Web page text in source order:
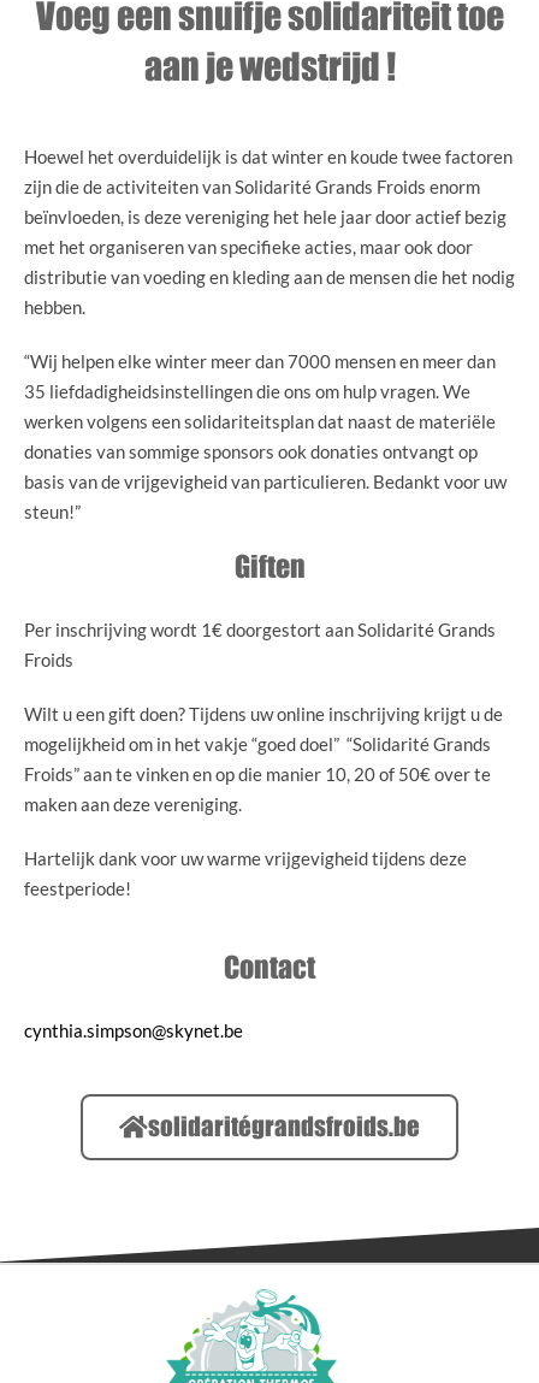
Voeg een snuifje solidariteit toe
aan je wedstrijd !
Hoewel het overduidelijk is dat winter en koude twee factoren
zijn die de activiteiten van Solidarité Grands Froids enorm
beïnvloeden, is deze vereniging het hele jaar door actief bezig
met het organiseren van specifieke acties, maar ook door
distributie van voeding en kleding aan de mensen die het nodig
hebben.
“Wij helpen elke winter meer dan 7000 mensen en meer dan
35 liefdadigheidsinstellingen die ons om hulp vragen. We
werken volgens een solidariteitsplan dat naast de materiële
donaties van sommige sponsors ook donaties ontvangt op
basis van de vrijgevigheid van particulieren. Bedankt voor uw
steun!”
Giften
Per inschrijving wordt 1€ doorgestort aan Solidarité Grands
Froids
Wilt u een gift doen? Tijdens uw online inschrijving krijgt u de
mogelijkheid om in het vakje “goed doel” “Solidarité Grands
Froids” aan te vinken en op die manier 10, 20 of 50€ over te
maken aan deze vereniging.
Hartelijk dank voor uw warme vrijgevigheid tijdens deze
feestperiode!
Contact
cynthia.simpson@skynet.be
solidaritégrandsfroids.be